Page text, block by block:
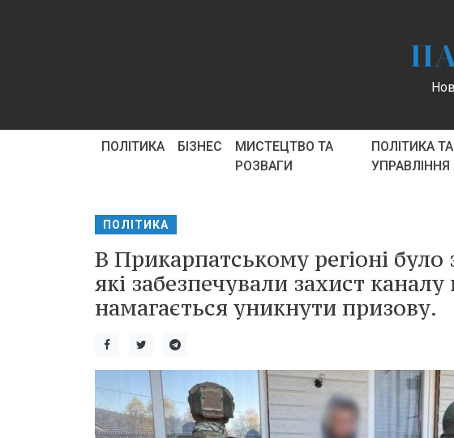
ПОЛІТИКА БІЗНЕС
МИСТЕЦТВО ТА
РОЗВАГИ
ПОЛІТИКА
УПРАВЛІННЯ
ПОЛІТИКА
В Прикарпатському регіоні
які забезпечували захист
намагається уникнути призову.